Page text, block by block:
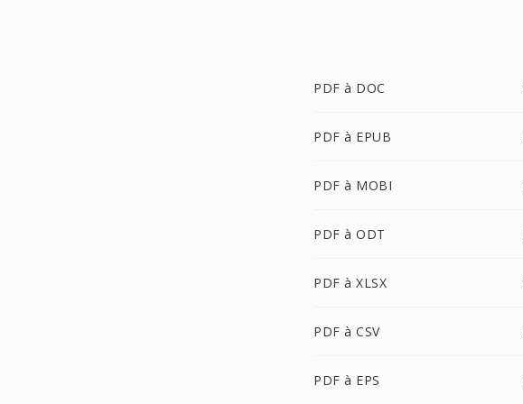
PDF à DOC
PDF à EPUB
PDF à MOBI
PDF à ODT
PDF à XLSX
PDF à CSV
PDF à EPS